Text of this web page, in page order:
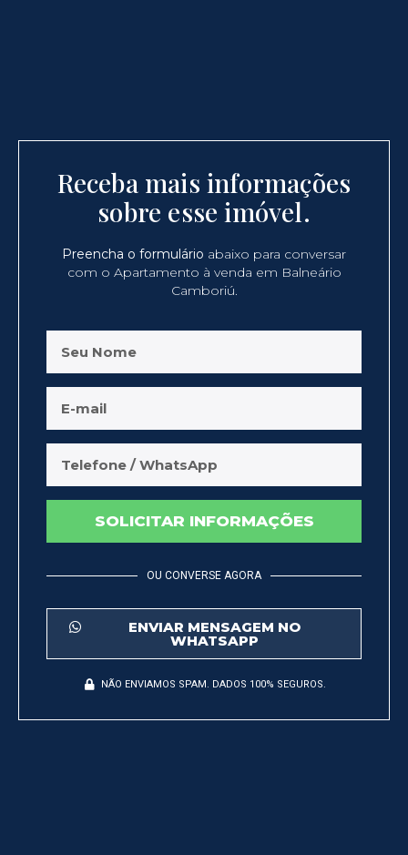
Receba mais informações
sobre esse imóvel.
Preencha o formulário abaixo para conversar
com o Apartamento à venda em Balneário
Camboriú.
SOLICITAR INFORMAÇÕES
OU CONVERSE AGORA
ENVIAR MENSAGEM NO
WHATSAPP
NÃO ENVIAMOS SPAM. DADOS 100% SEGUROS.